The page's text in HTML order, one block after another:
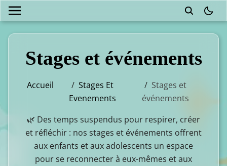
Stages et événements
Accueil / Stages Et
Evenements
/ Stages et
événements
🌿 Des temps suspendus pour respirer, créer
et réfléchir : nos stages et événements offrent
aux enfants et aux adolescents un espace
pour se reconnecter à eux-mêmes et aux